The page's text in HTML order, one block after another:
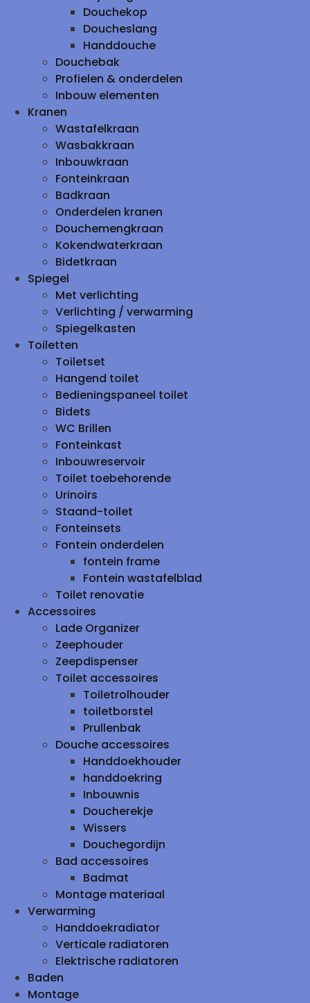
Douchekop
Doucheslang
Handdouche
Douchebak
Profielen & onderdelen
Inbouw elementen
Kranen
Wastafelkraan
Wasbakkraan
Inbouwkraan
Fonteinkraan
Badkraan
Onderdelen kranen
Douchemengkraan
Kokendwaterkraan
Bidetkraan
Spiegel
Met verlichting
Verlichting / verwarming
Spiegelkasten
Toiletten
Toiletset
Hangend toilet
Bedieningspaneel toilet
Bidets
WC Brillen
Fonteinkast
Inbouwreservoir
Toilet toebehorende
Urinoirs
Staand-toilet
Fonteinsets
Fontein onderdelen
fontein frame
Fontein wastafelblad
Toilet renovatie
Accessoires
Lade Organizer
Zeephouder
Zeepdispenser
Toilet accessoires
Toiletrolhouder
toiletborstel
Prullenbak
Douche accessoires
Handdoekhouder
handdoekring
Inbouwnis
Doucherekje
Wissers
Douchegordijn
Bad accessoires
Badmat
Montage materiaal
Verwarming
Handdoekradiator
Verticale radiatoren
Elektrische radiatoren
Baden
Montage